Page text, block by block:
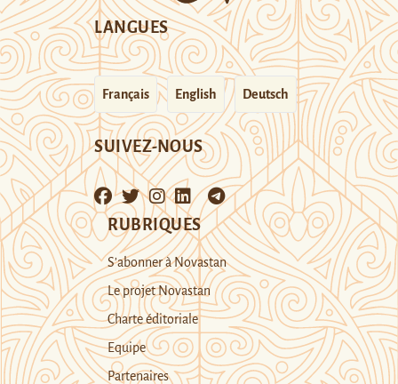
LANGUES
Français English Deutsch
SUIVEZ-NOUS
RUBRIQUES
S’abonner à Novastan
Le projet Novastan
Charte éditoriale
Equipe
Partenaires